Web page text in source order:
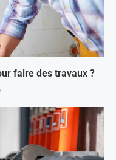
faire des travaux ?